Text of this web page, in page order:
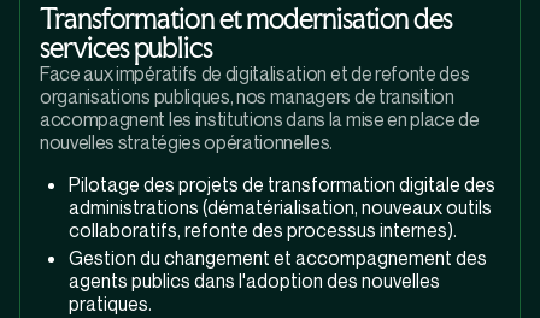
Transformation et modernisation des
services publics
Face aux impératifs de digitalisation et de refonte des
organisations publiques, nos managers de transition
accompagnent les institutions dans la mise en place de
nouvelles stratégies opérationnelles.
Pilotage des projets de transformation digitale des
administrations (dématérialisation, nouveaux outils
collaboratifs, refonte des processus internes).
Gestion du changement et accompagnement des
agents publics dans l'adoption des nouvelles
pratiques.